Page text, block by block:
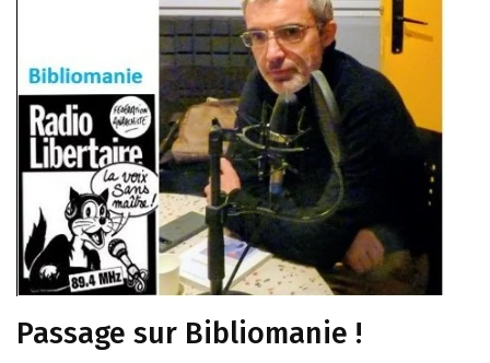
Passage sur Bibliomanie !